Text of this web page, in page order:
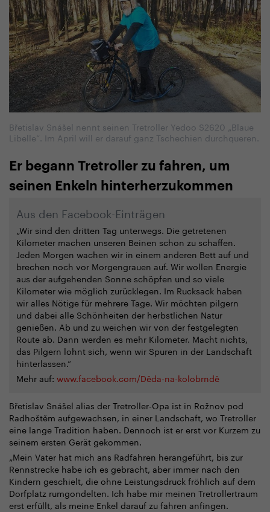
Břetislav Snášel nennt seinen Tretroller Yedoo S2620 „Blaue
Libelle“. Im April will er darauf ganz Tschechien durchqueren.
Er begann Tretroller zu fahren, um
seinen Enkeln hinterherzukommen
Aus den Facebook-Einträgen
„Wir sind den dritten Tag unterwegs. Die getretenen
Kilometer machen unseren Beinen schon zu schaffen.
Jeden Morgen wachen wir in einem anderen Bett auf und
brechen noch vor Morgengrauen auf. Wir wollen Energie
aus der aufgehenden Sonne schöpfen und so viele
Kilometer wie möglich zurücklegen. Im Rucksack haben
wir alles Nötige für mehrere Tage. Wir möchten pilgern
und dabei alle Schönheiten der herbstlichen Natur
genießen. Ab und zu weichen wir von der festgelegten
Route ab. Dann werden es mehr Kilometer. Macht nichts,
das Pilgern lohnt sich, wenn wir Spuren in der Landschaft
hinterlassen.“
Mehr auf: www.facebook.com/Děda-na-kolobrndě
Břetislav Snášel alias der Tretroller-Opa ist in Rožnov pod
Radhoštěm aufgewachsen, in einer Landschaft, wo Tretroller
eine lange Tradition haben. Dennoch ist er erst vor Kurzem zu
seinem ersten Gerät gekommen.
„Mein Vater hat mich ans Radfahren herangeführt, bis zur
Rennstrecke habe ich es gebracht, aber immer nach den
Kindern geschielt, die ohne Leistungsdruck fröhlich auf dem
Dorfplatz rumgondelten. Ich habe mir meinen Tretrollertraum
erst erfüllt, als meine Enkel darauf zu fahren anfingen.